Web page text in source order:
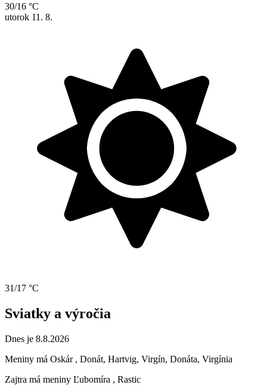
30/16 °C
utorok 11. 8.
31/17 °C
Sviatky a výročia
Dnes je 8.8.2026
Meniny má Oskár , Donát, Hartvig, Virgín, Donáta, Virgínia
Zajtra má meniny Ľubomíra , Rastic